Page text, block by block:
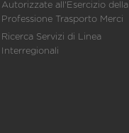
Autorizzate all'Esercizio della
Professione Trasporto Merci
Ricerca Servizi di Linea
Interregionali